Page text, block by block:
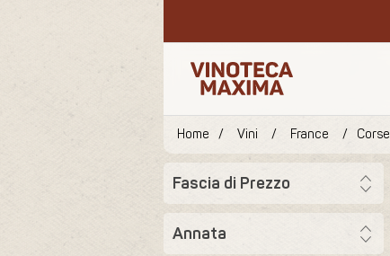
Home / Vini / France / Corse
Fascia di Prezzo
Annata